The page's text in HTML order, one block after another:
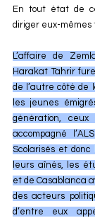
En tout état de
diriger eux-
L’affaire de
Harakat Tahrir
de l’autre côté de
les jeunes
génération,
accompagné
Scolarisés et donc
leurs aînés, les
et de Casablanca
des acteurs
d’entre eux